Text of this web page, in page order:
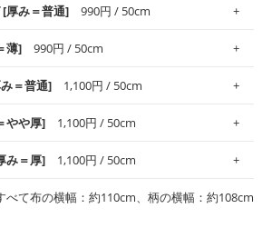
やかさと適度な張りを併せ持ち、通気性の
特徴です。当サイトのオックス生地は、
す。
履き袋などの通園通学グッズにはツイル生
寝具、カーテン
厚み＝普通] 990円 / 50cm
た肌触りが特徴です。ベビー用品やハンカ
アイテムに最適です。高い吸湿性・通気性
どのベビーグッズ
ック、ワンピースなどの洋服
薄] 990円 / 50cm
生地です。軽やかさとなめらかな手触りの
あるので、涼しげなトップスなどに最適で
、チュニックなどのトップス
＝普通] 1,100円 / 50cm
％の当店のビエラ生地は、オックス生地よ
らかい質感と適度な落ち感を感じられるの
やや厚] 1,100円 / 50cm
しっかりとした張りと厚みがありながらも柔
。生地の厚みは中厚手です。1枚でも透け感
み＝厚] 1,100円 / 50cm
べて布の横幅：約110cm、柄の横幅：約108cm